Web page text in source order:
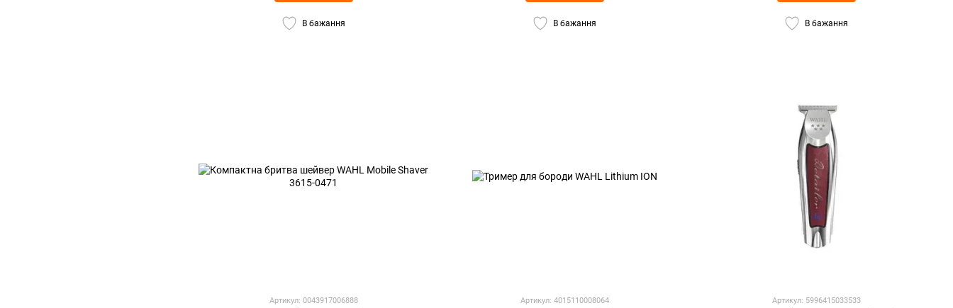
В бажання В бажання В бажання
Артикул: 0043917006888 Артикул: 4015110008064 Артикул: 5996415033533